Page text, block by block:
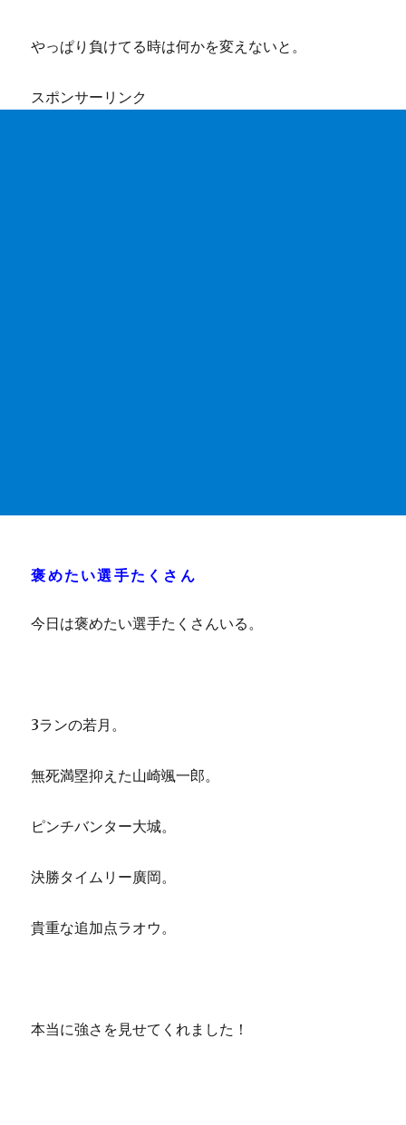
やっぱり負けてる時は何かを変えないと。
スポンサーリンク
褒めたい選手たくさん
今日は褒めたい選手たくさんいる。
3ランの若月。
無死満塁抑えた山崎颯一郎。
ピンチバンター大城。
決勝タイムリー廣岡。
貴重な追加点ラオウ。
本当に強さを見せてくれました！